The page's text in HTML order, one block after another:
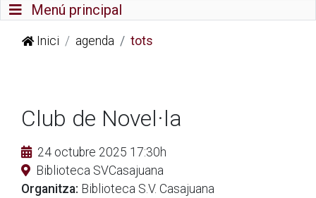
Commutador de navegació
Menú principal
Inici agenda tots
Club de Novel·la
24 octubre 2025 17:30h
Biblioteca SVCasajuana
Organitza: Biblioteca S.V. Casajuana